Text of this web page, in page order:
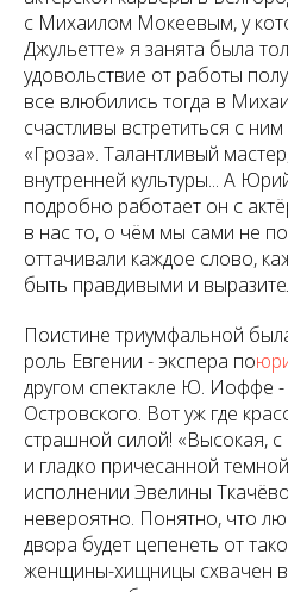
с Михаилом Мокеевым, у
Джульетте» я занята была
удовольствие от работы
все влюбились тогда в
счастливы встретиться с
«Гроза». Талантливый
внутренней культуры... А
подробно работает он с
в нас то, о чём мы сами не
оттачивали каждое слово,
быть правдивыми и
Поистине триумфальной
роль Евгении - экспера по
другом спектакле Ю. Иоффе
Островского. Вот уж где
страшной силой! «Высокая,
и гладко причесанной
исполнении Эвелины
невероятно. Понятно, что
двора будет цепенеть от
женщины-хищницы схвачен в